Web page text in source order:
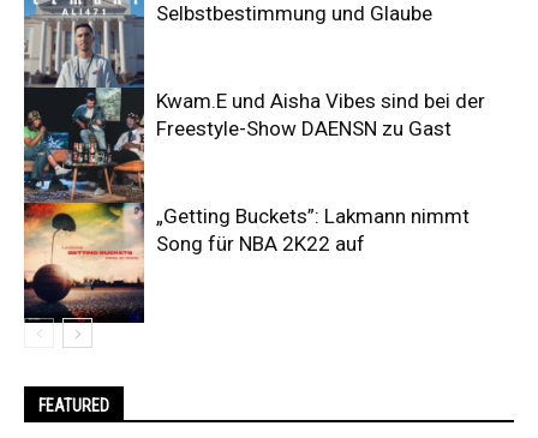
Selbstbestimmung und Glaube
Kwam.E und Aisha Vibes sind bei der
Freestyle-Show DAENSN zu Gast
„Getting Buckets”: Lakmann nimmt
Song für NBA 2K22 auf
FEATURED